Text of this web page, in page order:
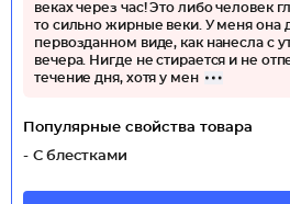
веках через час! Это либо человек
то сильно жирные веки. У меня она
первозданном виде, как нанесла с
вечера. Нигде не стирается и не
течение дня, хотя у мен
Популярные свойства товара
- С блестками